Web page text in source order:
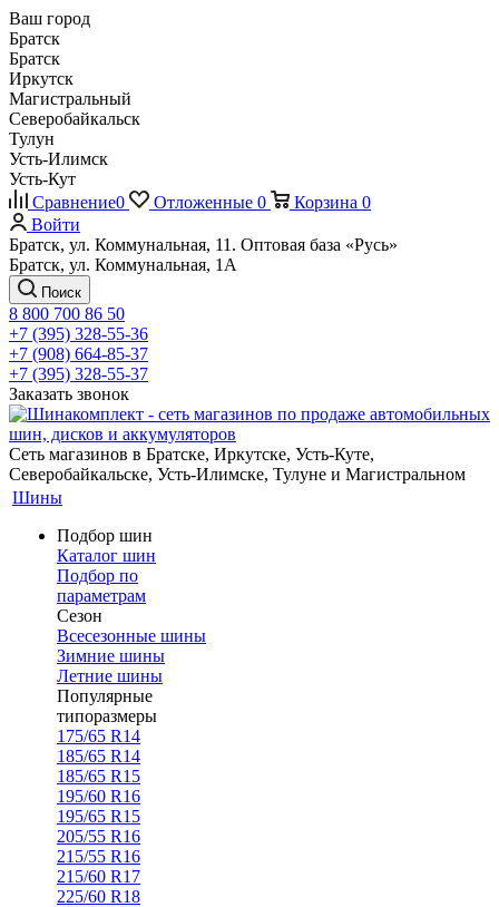
Ваш город
Братск
Братск
Иркутск
Магистральный
Северобайкальск
Тулун
Усть-Илимск
Усть-Кут
Сравнение0 Отложенные 0 Корзина 0
Войти
Братск, ул. Коммунальная, 11. Оптовая база «Русь»
Братск, ул. Коммунальная, 1А
Поиск
8 800 700 86 50
+7 (395) 328-55-36
+7 (908) 664-85-37
+7 (395) 328-55-37
Заказать звонок
Сеть магазинов в Братске, Иркутске, Усть-Куте,
Северобайкальске, Усть-Илимске, Тулуне и Магистральном
Шины
Подбор шин
Каталог шин
Подбор по
параметрам
Сезон
Всесезонные шины
Зимние шины
Летние шины
Популярные
типоразмеры
175/65 R14
185/65 R14
185/65 R15
195/60 R16
195/65 R15
205/55 R16
215/55 R16
215/60 R17
225/60 R18